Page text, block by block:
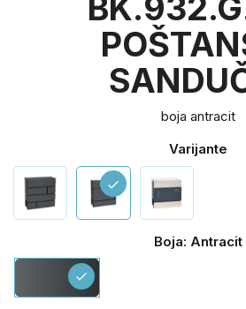
boja antracit
Varijante
check
Boja: Antracit
Antracit
check